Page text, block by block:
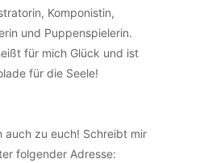
Komponistin,
und Puppenspielerin.
für mich Glück und ist
für die Seele!
auch zu euch! Schreibt mir
folgender Adresse: